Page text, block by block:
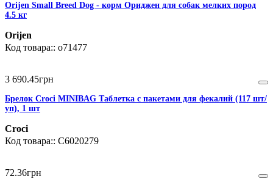
Orijen Small Breed Dog - корм Ориджен для собак мелких пород
4.5 кг
Orijen
o71477
3 690.45грн
Брелок Croci MINIBAG Таблетка с пакетами для фекалий (117 шт/
уп), 1 шт
Croci
C6020279
72.36грн